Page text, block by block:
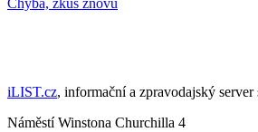
Načti další články
iLIST.cz, informační a zpravodajský
Náměstí Winstona Churchilla 4